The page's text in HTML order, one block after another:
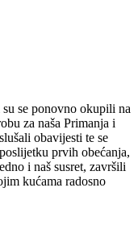
su se ponovno okupili na
za naša Primanja i
obavijesti te se
prvih obećanja,
i naš susret, završili
kućama radosno